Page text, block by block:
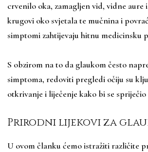
crvenilo oka, zamagljen vid, vidne aure
krugovi oko svjetala te mučnina i
simptomi zahtijevaju hitnu medicinsku
S obzirom na to da glaukom često
simptoma, redoviti pregledi očiju su
otkrivanje i liječenje kako bi se
Prirodni lijekovi za
U ovom članku ćemo istražiti različite